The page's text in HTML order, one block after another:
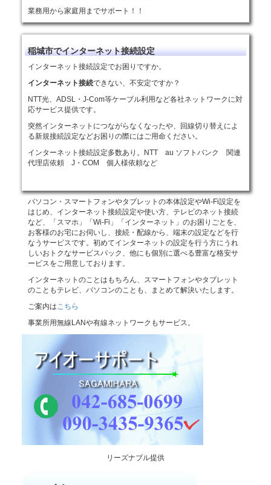
業務用から家庭用までサポート！！
稲城市でインターネット接続設定
インターネット接続設定でお困りですか。
インターネット接続できない、不安定ですか？
NTT光、ADSL・J-Com等ケーブル利用など各社ネットワークに対
応サービス提供です。
突然インターネットにつながらなくなったや、回線切り替えによ
る新規接続設定などお困りの際にはご用命ください。
インターネット接続設定多数あり。NTT au ソフトバンク 関連
代理店依頼 J・COM 個人様依頼など
パソコン・スマートフォンやタブレットの本体設定やWi-Fi設定を
はじめ、インターネット接続設定や使い方、テレビのネット接続
など、「スマホ」「Wi-Fi」「インターネット」のお困りごとを、
お客様のお宅にお伺いし、接続・配線から、端末の設定などを行
なうサービスです。初めてインターネットの設定を行う方にうれ
しいおトクなサービスパック、他にも個別に選べる豊富な格安サ
ービスをご用意しております。
インターネットのことはもちろん、スマートフォンやタブレット
のこともテレビ、パソコンのことも、まとめて解決いたします。
ご案内はこちら
事業所用無線LANや有線ネットワークもサービス。
リーズナブル提供